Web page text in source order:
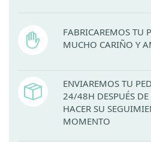
FABRICAREMOS TU
MUCHO CARIÑO Y
ENVIAREMOS TU
24/48H DESPUÉS
HACER SU
MOMENTO